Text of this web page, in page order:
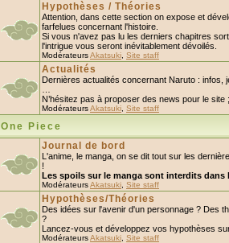
Hypothèses / Théories
Attention, dans cette section on expose et
farfelues concernant l'histoire.
Si vous n'avez pas lu les derniers chapitres
l'intrigue vous seront inévitablement dévoilés.
ModérateursAkatsuki Site staff
Actualités
Dernières actualités concernant Naruto : infos,
N’hésitez pas à proposer des news pour le site
ModérateursAkatsuki Site staff
One Piece
Journal de bord
L'anime, le manga, on se dit tout sur les
!
Les spoils sur le manga sont interdits
ModérateursAkatsuki Site staff
Hypothèses/Théories
Des idées sur l'avenir d'un personnage ? Des
?
Lancez-vous et développez vos hypothèses
ModérateursAkatsuki Site staff